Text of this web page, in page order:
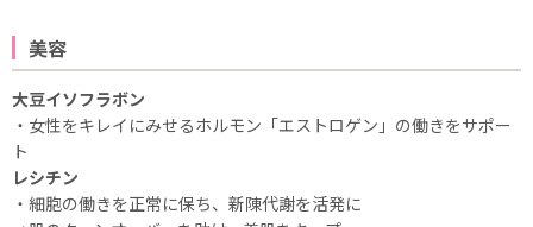
美容
大豆イソフラボン
・女性をキレイにみせるホルモン「エストロゲン」の働きをサポー
ト
レシチン
・細胞の働きを正常に保ち、新陳代謝を活発に